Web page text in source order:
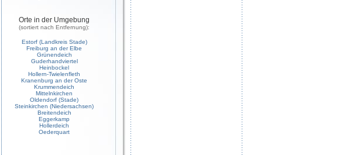
Orte in der Umgebung
(sortiert nach Entfernung):
Estorf (Landkreis Stade)
Freiburg an der Elbe
Grünendeich
Guderhandviertel
Heinbockel
Hollern-Twielenfleth
Kranenburg an der Oste
Krummendeich
Mittelnkirchen
Oldendorf (Stade)
Steinkirchen (Niedersachsen)
Breitendeich
Eggerkamp
Hollerdeich
Oederquart